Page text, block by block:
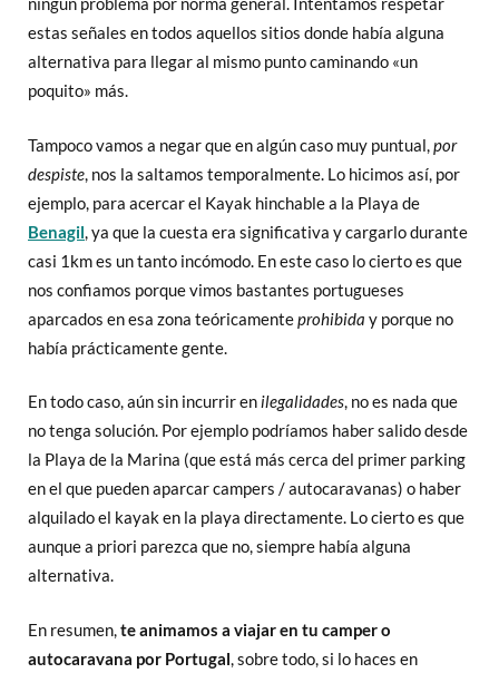
estas señales en todos aquellos sitios donde había alguna
alternativa para llegar al mismo punto caminando «un
poquito» más.
Tampoco vamos a negar que en algún caso muy puntual,por
despiste, nos la saltamos temporalmente. Lo hicimos así, por
ejemplo, para acercar el Kayak hinchable a la Playa de
Benagil, ya que la cuesta era significativa y cargarlo durante
casi 1km es un tanto incómodo. En este caso lo cierto es que
nos confiamos porque vimos bastantes portugueses
aparcados en esa zona teóricamenteprohibida y porque no
había prácticamente gente.
En todo caso, aún sin incurrir enilegalidades, no es nada que
no tenga solución. Por ejemplo podríamos haber salido desde
la Playa de la Marina (que está más cerca del primer parking
en el que pueden aparcar campers / autocaravanas) o haber
alquilado el kayak en la playa directamente. Lo cierto es que
aunque a priori parezca que no, siempre había alguna
alternativa.
En resumen,te animamos a viajar en tu camper o
autocaravana por Portugal, sobre todo, si lo haces en